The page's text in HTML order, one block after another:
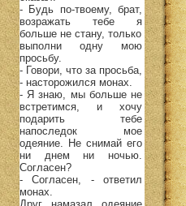
- Будь по-твоему, брат,
возражать тебе я
больше не стану, только
выполни одну мою
просьбу.
- Говори, что за просьба,
- насторожился монах.
- Я знаю, мы больше не
встретимся, и хочу
подарить тебе
напоследок мое
одеяние. Не снимай его
ни днем ни ночью.
Согласен?
- Согласен, - ответил
монах.